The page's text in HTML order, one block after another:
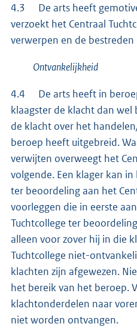
4.3 De arts heeft
verzoekt het Centraal
verwerpen en de
Ontvankelijkheid
4.4 De arts heeft in
klaagster de klacht dan
de klacht over het
beroep heeft uitgebreid.
verwijten overweegt het
volgende. Een klager kan
ter beoordeling aan het
voorleggen die in eerste
Tuchtcollege ter
alleen voor zover hij in die
Tuchtcollege niet-
klachten zijn afgewezen.
het bereik van het beroep.
klachtonderdelen naar
niet worden ontvangen.